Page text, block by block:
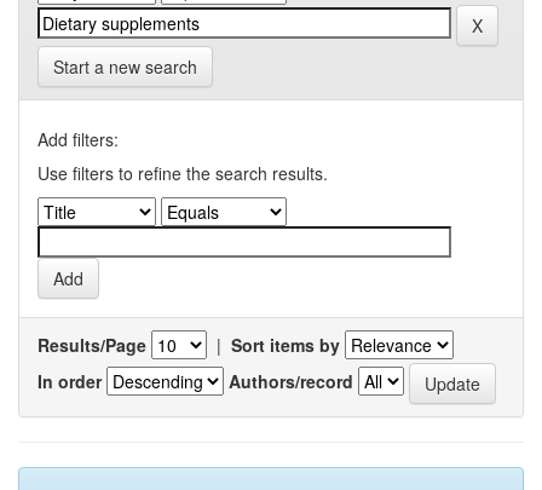
Start a new search
Add filters:
Use filters to refine the search results.
Results/Page | Sort items by
In order
Authors/record